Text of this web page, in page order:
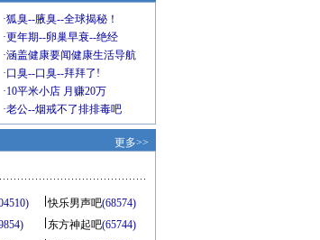
·狐臭--腋臭--全球揭秘！
·更年期--卵巢早衰--绝经
·涵盖健康要闻健康生活导航
·口臭--口臭--拜拜了!
·10平米小店 月赚20万
·老公--烟戒不了排排毒吧
更多>>
快乐男声吧(68574)
东方神起吧(65744)